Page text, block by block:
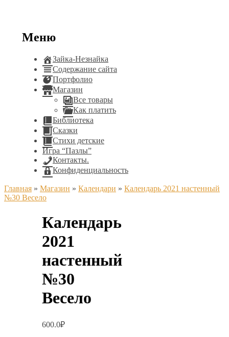
Меню
Зайка-Незнайка
Содержание сайта
Портфолио
Магазин
Все товары
Как платить
Библиотека
Сказки
Стихи детские
Игра “Пазлы”
Контакты.
Конфиденциальность
Главная » Магазин » Календари » Календарь 2021 настенный
№30 Весело
Календарь
2021
настенный
№30
Весело
600.0₽